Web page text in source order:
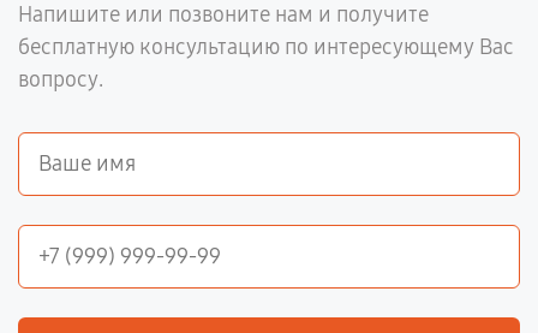
Напишите или позвоните нам и получите
бесплатную консультацию по интересующему Вас
вопросу.